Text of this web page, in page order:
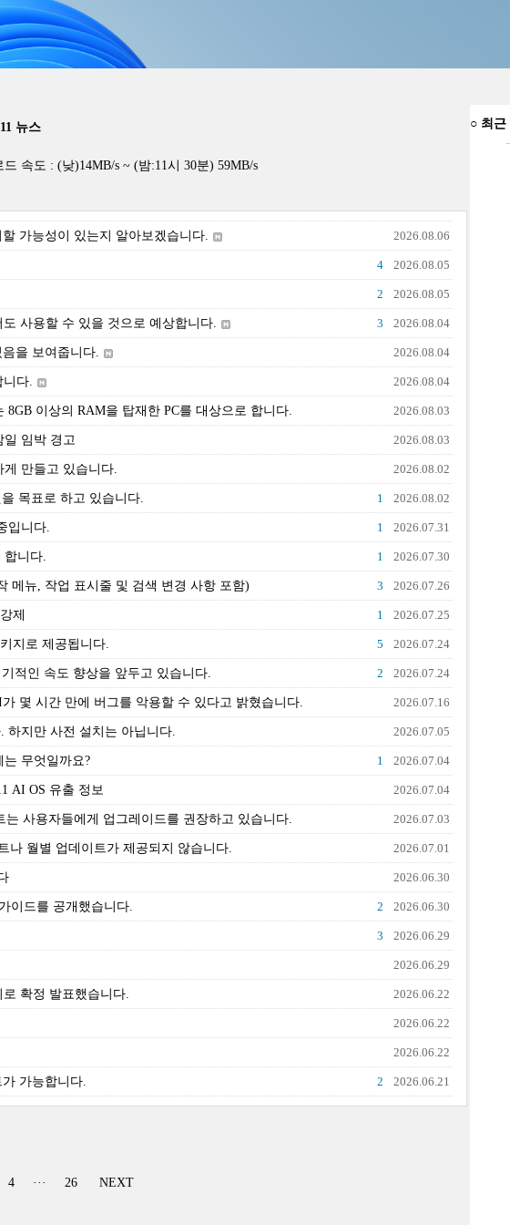
뉴스
속도 : (낮)14MB/s ~ (밤:11시 30분) 59MB/s
가능성이 있는지 알아보겠습니다. 2026.08.06
2026.08.05
4
2026.08.05
2
사용할 수 있을 것으로 예상합니다. 2026.08.04
3
을 보여줍니다. 2026.08.04
니다. 2026.08.04
이상의 RAM을 탑재한 PC를 대상으로 합니다. 2026.08.03
일 임박 경고 2026.08.03
만들고 있습니다. 2026.08.02
목표로 하고 있습니다. 2026.08.02
1
입니다. 2026.07.31
1
합니다. 2026.07.30
1
메뉴, 작업 표시줄 및 검색 변경 사항 포함) 2026.07.26
3
제 2026.07.25
1
지로 제공됩니다. 2026.07.24
5
적인 속도 향상을 앞두고 있습니다. 2026.07.24
2
몇 시간 만에 버그를 악용할 수 있다고 밝혔습니다. 2026.07.16
하지만 사전 설치는 아닙니다. 2026.07.05
무엇일까요? 2026.07.04
1
AI OS 유출 정보 2026.07.04
는 사용자들에게 업그레이드를 권장하고 있습니다. 2026.07.03
나 월별 업데이트가 제공되지 않습니다. 2026.07.01
2026.06.30
이드를 공개했습니다. 2026.06.30
2
2026.06.29
3
2026.06.29
로 확정 발표했습니다. 2026.06.22
2026.06.22
2026.06.22
가능합니다. 2026.06.21
2
4 ··· 26 NEXT
○ 최근